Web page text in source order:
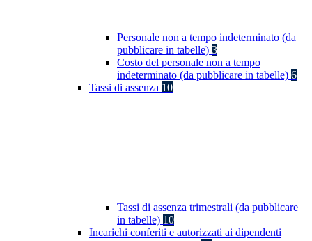
Personale non a tempo indeterminato (da
pubblicare in tabelle) 3
Costo del personale non a tempo
indeterminato (da pubblicare in tabelle) 6
Tassi di assenza 10
Tassi di assenza trimestrali (da pubblicare
in tabelle) 10
Incarichi conferiti e autorizzati ai dipendenti